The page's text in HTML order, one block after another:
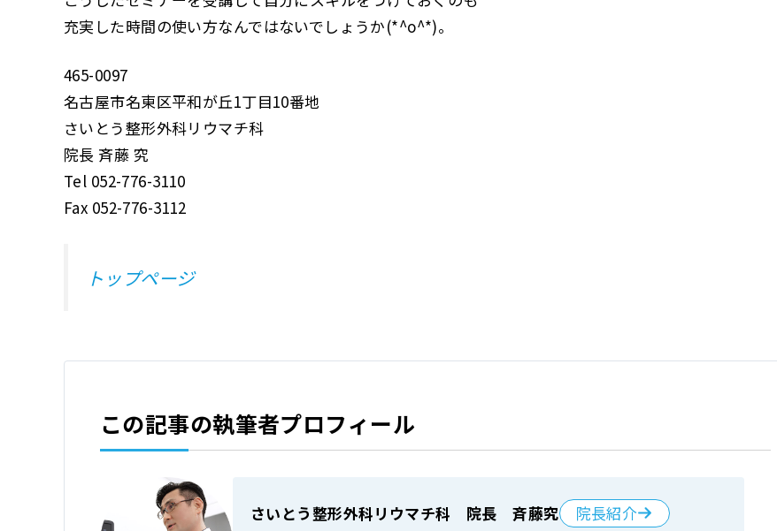
充実した時間の使い方なんではないでしょうか(*^o^*)。
465-0097
名古屋市名東区平和が丘1丁目10番地
さいとう整形外科リウマチ科
院長 斉藤 究
Tel 052-776-3110
Fax 052-776-3112
トップページ
この記事の執筆者プロフィール
さいとう整形外科リウマチ科 院長 斉藤究 院長紹介